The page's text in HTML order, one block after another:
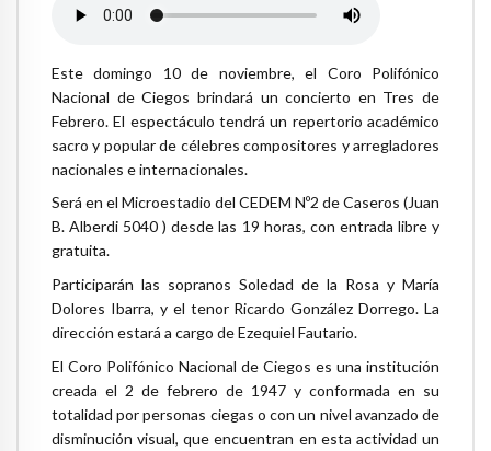
Este domingo 10 de noviembre, el Coro Polifónico
Nacional de Ciegos brindará un concierto en Tres de
Febrero. El espectáculo tendrá un repertorio académico
sacro y popular de célebres compositores y arregladores
nacionales e internacionales.
Será en el Microestadio del CEDEM Nº2 de Caseros (Juan
B. Alberdi 5040 ) desde las 19 horas, con entrada libre y
gratuita.
Participarán las sopranos Soledad de la Rosa y María
Dolores Ibarra, y el tenor Ricardo González Dorrego. La
dirección estará a cargo de Ezequiel Fautario.
El Coro Polifónico Nacional de Ciegos es una institución
creada el 2 de febrero de 1947 y conformada en su
totalidad por personas ciegas o con un nivel avanzado de
disminución visual, que encuentran en esta actividad un